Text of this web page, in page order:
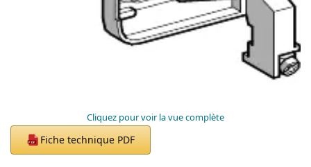
Cliquez pour voir la vue complète
PDF Fiche technique PDF